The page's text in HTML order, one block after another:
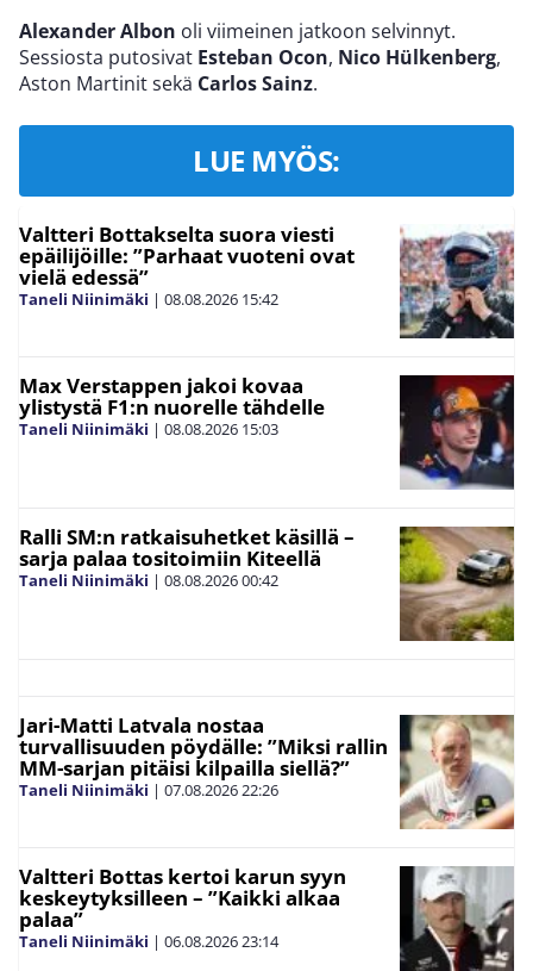
Alexander Albon oli viimeinen jatkoon selvinnyt.
Sessiosta putosivat Esteban Ocon, Nico Hülkenberg,
Aston Martinit sekä Carlos Sainz.
LUE MYÖS:
Valtteri Bottakselta suora viesti
epäilijöille: ”Parhaat vuoteni ovat
vielä edessä”
Taneli Niinimäki | 08.08.2026 15:42
Max Verstappen jakoi kovaa
ylistystä F1:n nuorelle tähdelle
Taneli Niinimäki | 08.08.2026 15:03
Ralli SM:n ratkaisuhetket käsillä –
sarja palaa tositoimiin Kiteellä
Taneli Niinimäki | 08.08.202600:42
Jari-Matti Latvala nostaa
turvallisuuden pöydälle: ”Miksi rallin
MM-sarjan pitäisi kilpailla siellä?”
Taneli Niinimäki | 07.08.202622:26
Valtteri Bottas kertoi karun syyn
keskeytyksilleen – ”Kaikki alkaa
palaa”
Taneli Niinimäki | 06.08.202623:14